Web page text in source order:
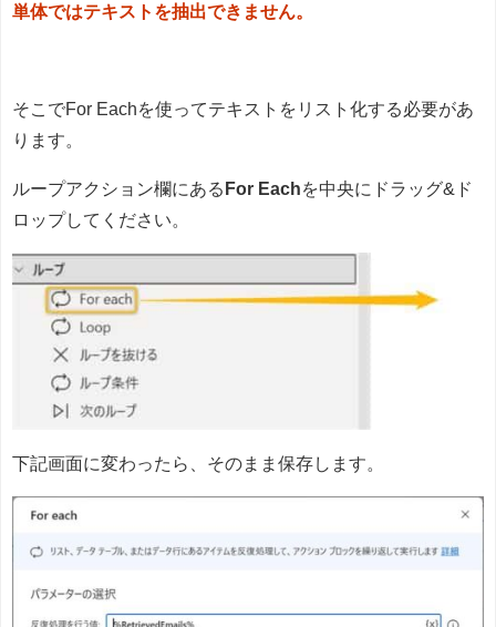
単体ではテキストを抽出できません。
そこでFor Eachを使ってテキストをリスト化する必要があ
ります。
ループアクション欄にあるFor Eachを中央にドラッグ&ド
ロップしてください。
下記画面に変わったら、そのまま保存します。